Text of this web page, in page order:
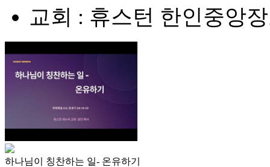
교회 : 휴스턴 한인중앙
하나님이 칭찬하는 일- 온유하기